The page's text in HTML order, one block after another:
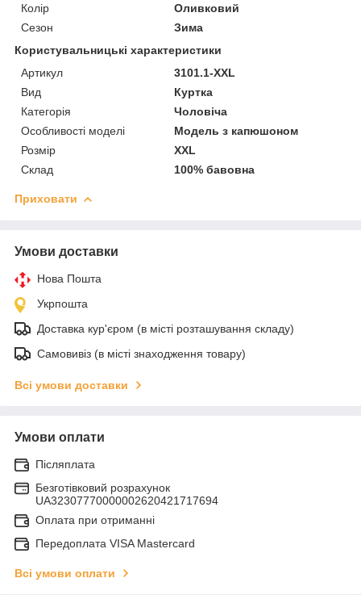
Колір
Оливковий
Сезон
Зима
Користувальницькі характеристики
Артикул
3101.1-XXL
Вид
Куртка
Категорія
Чоловіча
Особливості моделі
Модель з капюшоном
Розмір
XXL
Склад
100% бавовна
Приховати
Умови доставки
Нова Пошта
Укрпошта
Доставка кур'єром (в місті розташування складу)
Самовивіз (в місті знаходження товару)
Всі умови доставки
Умови оплати
Післяплата
Безготівковий розрахунок
UA32307770000002620421717694
Оплата при отриманні
Передоплата VISA Mastercard
Всі умови оплати